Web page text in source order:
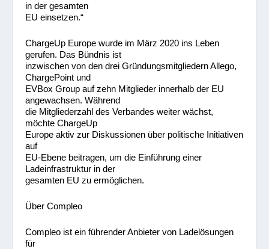
in der gesamten
EU einsetzen.“
ChargeUp Europe wurde im März 2020 ins Leben
gerufen. Das Bündnis ist
inzwischen von den drei Gründungsmitgliedern Allego,
ChargePoint und
EVBox Group auf zehn Mitglieder innerhalb der EU
angewachsen. Während
die Mitgliederzahl des Verbandes weiter wächst,
möchte ChargeUp
Europe aktiv zur Diskussionen über politische Initiativen
auf
EU-Ebene beitragen, um die Einführung einer
Ladeinfrastruktur in der
gesamten EU zu ermöglichen.
Über Compleo
Compleo ist ein führender Anbieter von Ladelösungen
für